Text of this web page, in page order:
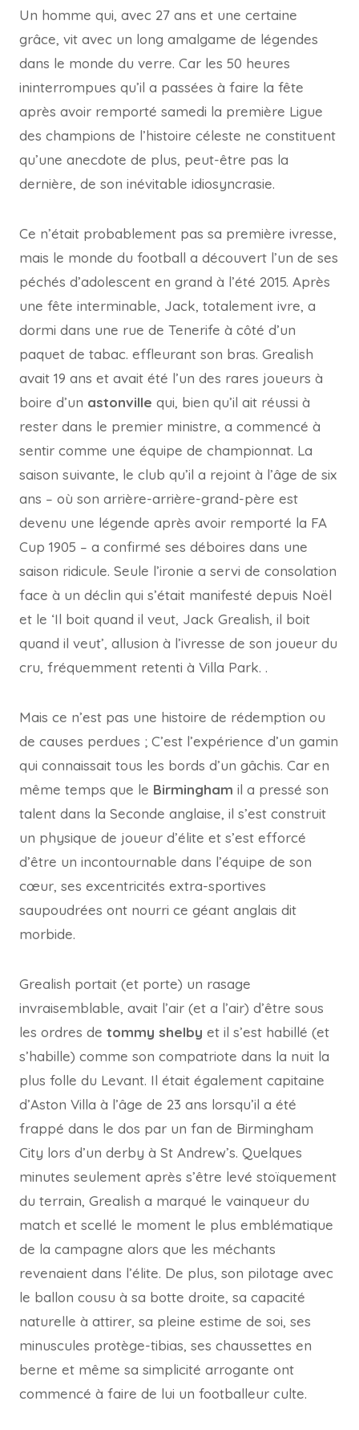
Un homme qui, avec 27 ans et une certaine
grâce, vit avec un long amalgame de légendes
dans le monde du verre. Car les 50 heures
ininterrompues qu’il a passées à faire la fête
après avoir remporté samedi la première Ligue
des champions de l’histoire céleste ne constituent
qu’une anecdote de plus, peut-être pas la
dernière, de son inévitable idiosyncrasie.
Ce n’était probablement pas sa première ivresse,
mais le monde du football a découvert l’un de ses
péchés d’adolescent en grand à l’été 2015. Après
une fête interminable, Jack, totalement ivre, a
dormi dans une rue de Tenerife à côté d’un
paquet de tabac. effleurant son bras. Grealish
avait 19 ans et avait été l’un des rares joueurs à
boire d’un astonville qui, bien qu’il ait réussi à
rester dans le premier ministre, a commencé à
sentir comme une équipe de championnat. La
saison suivante, le club qu’il a rejoint à l’âge de six
ans – où son arrière-arrière-grand-père est
devenu une légende après avoir remporté la FA
Cup 1905 – a confirmé ses déboires dans une
saison ridicule. Seule l’ironie a servi de consolation
face à un déclin qui s’était manifesté depuis Noël
et le ‘Il boit quand il veut, Jack Grealish, il boit
quand il veut’, allusion à l’ivresse de son joueur du
cru, fréquemment retenti à Villa Park. .
Mais ce n’est pas une histoire de rédemption ou
de causes perdues ; C’est l’expérience d’un gamin
qui connaissait tous les bords d’un gâchis. Car en
même temps que le Birmingham il a pressé son
talent dans la Seconde anglaise, il s’est construit
un physique de joueur d’élite et s’est efforcé
d’être un incontournable dans l’équipe de son
cœur, ses excentricités extra-sportives
saupoudrées ont nourri ce géant anglais dit
morbide.
Grealish portait (et porte) un rasage
invraisemblable, avait l’air (et a l’air) d’être sous
les ordres de tommy shelby et il s’est habillé (et
s’habille) comme son compatriote dans la nuit la
plus folle du Levant. Il était également capitaine
d’Aston Villa à l’âge de 23 ans lorsqu’il a été
frappé dans le dos par un fan de Birmingham
City lors d’un derby à St Andrew’s. Quelques
minutes seulement après s’être levé stoïquement
du terrain, Grealish a marqué le vainqueur du
match et scellé le moment le plus emblématique
de la campagne alors que les méchants
revenaient dans l’élite. De plus, son pilotage avec
le ballon cousu à sa botte droite, sa capacité
naturelle à attirer, sa pleine estime de soi, ses
minuscules protège-tibias, ses chaussettes en
berne et même sa simplicité arrogante ont
commencé à faire de lui un footballeur culte.